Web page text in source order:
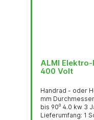
ALMI
400 Volt
Handrad - oder
mm
bis 90⁰ 4.0 kw 3
Lieferumfang: 1 Schleifrolle 42,4 mm 5